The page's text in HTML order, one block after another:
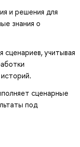
и решения для
знания о
учитывая
сценарные
под